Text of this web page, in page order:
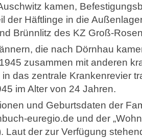
kamen,
der Häftlinge in die
Brünnlitz des KZ Groß-
die nach Dörnhau
zusammen mit anderen
das zentrale Krankenrevier
im Alter von 24 Jahren.
und Geburtsdaten der
euregio.de und der
Laut der zur Verfügung